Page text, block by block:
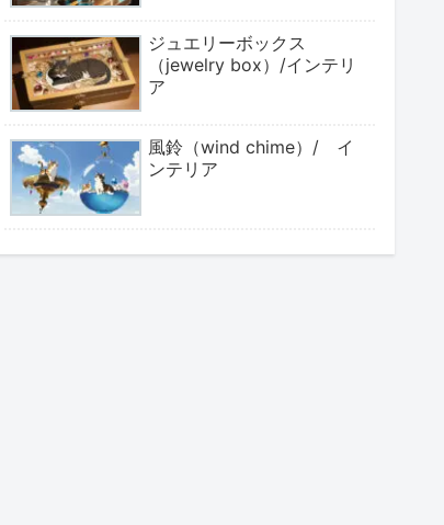
ジュエリーボックス
（jewelry box）/インテリ
ア
風鈴（wind chime）/ イ
ンテリア